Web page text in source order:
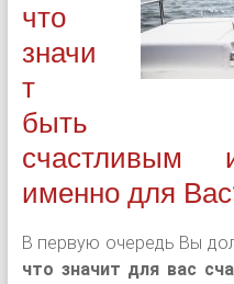
что
значи
т
быть
счастливым
именно для
В первую очередь Вы
что значит для вас